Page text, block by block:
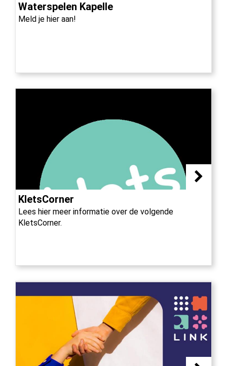
Waterspelen Kapelle
Meld je hier aan!
KletsCorner
Lees hier meer informatie over de volgende
KletsCorner.